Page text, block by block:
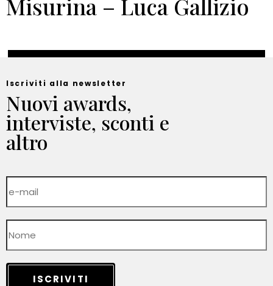
Misurina – Luca Gallizio
Iscriviti alla newsletter
Nuovi awards,
interviste, sconti e
altro
ISCRIVITI